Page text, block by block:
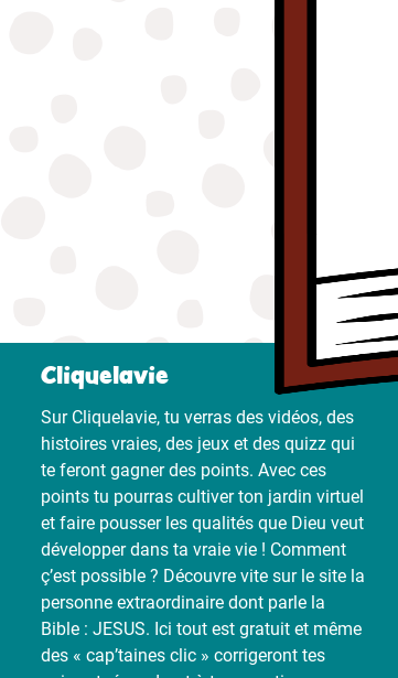
Cliquelavie
Sur Cliquelavie, tu verras des vidéos, des
histoires vraies, des jeux et des quizz qui
te feront gagner des points. Avec ces
points tu pourras cultiver ton jardin virtuel
et faire pousser les qualités que Dieu veut
développer dans ta vraie vie ! Comment
ç’est possible ? Découvre vite sur le site la
personne extraordinaire dont parle la
Bible : JESUS. Ici tout est gratuit et même
des « cap’taines clic » corrigeront tes